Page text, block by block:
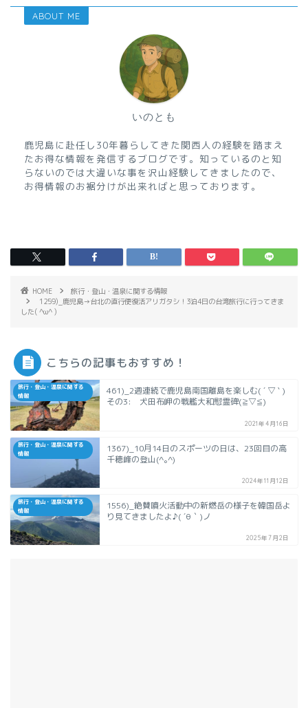
ABOUT ME
いのとも
鹿児島に赴任し30年暮らしてきた関西人の経験を踏まえ
たお得な情報を発信するブログです。知っているのと知
らないのでは大違いな事を沢山経験してきましたので、
お得情報のお裾分けが出来ればと思っております。
HOME
旅行・登山・温泉に関する情報
1259)_鹿児島→台北の直行便復活アリガタシ！3泊4日の台湾旅行に行ってきま
した( ^ω^ )
こちらの記事もおすすめ！
旅行・登山・温泉に関する
情報
461)_2週連続で鹿児島南国離島を楽しむ( ´ ▽ ` )
その3: 犬田布岬の戦艦大和慰霊碑(≧▽≦)
2021年4月16日
旅行・登山・温泉に関する
情報
1367)_10月14日のスポーツの日は、23回目の高
千穂峰の登山(^｡^)
2024年11月12日
旅行・登山・温泉に関する
情報
1556)_絶賛噴火活動中の新燃岳の様子を韓国岳よ
り見てきましたよ♪( ´θ｀)ノ
2025年7月2日